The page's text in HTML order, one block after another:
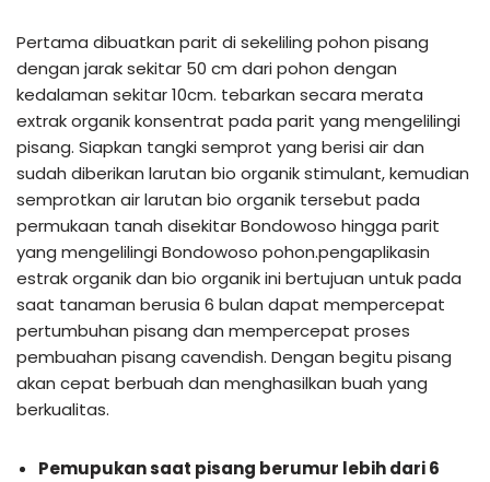
Pertama dibuatkan parit di sekeliling pohon pisang
dengan jarak sekitar 50 cm dari pohon dengan
kedalaman sekitar 10cm. tebarkan secara merata
extrak organik konsentrat pada parit yang mengelilingi
pisang. Siapkan tangki semprot yang berisi air dan
sudah diberikan larutan bio organik stimulant, kemudian
semprotkan air larutan bio organik tersebut pada
permukaan tanah disekitar Bondowoso hingga parit
yang mengelilingi Bondowoso pohon.pengaplikasin
estrak organik dan bio organik ini bertujuan untuk pada
saat tanaman berusia 6 bulan dapat mempercepat
pertumbuhan pisang dan mempercepat proses
pembuahan pisang cavendish. Dengan begitu pisang
akan cepat berbuah dan menghasilkan buah yang
berkualitas.
Pemupukan saat pisang berumur lebih dari 6